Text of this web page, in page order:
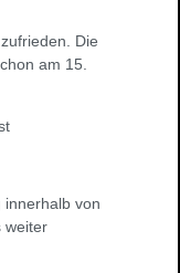
Die
am 15.
von
weiter